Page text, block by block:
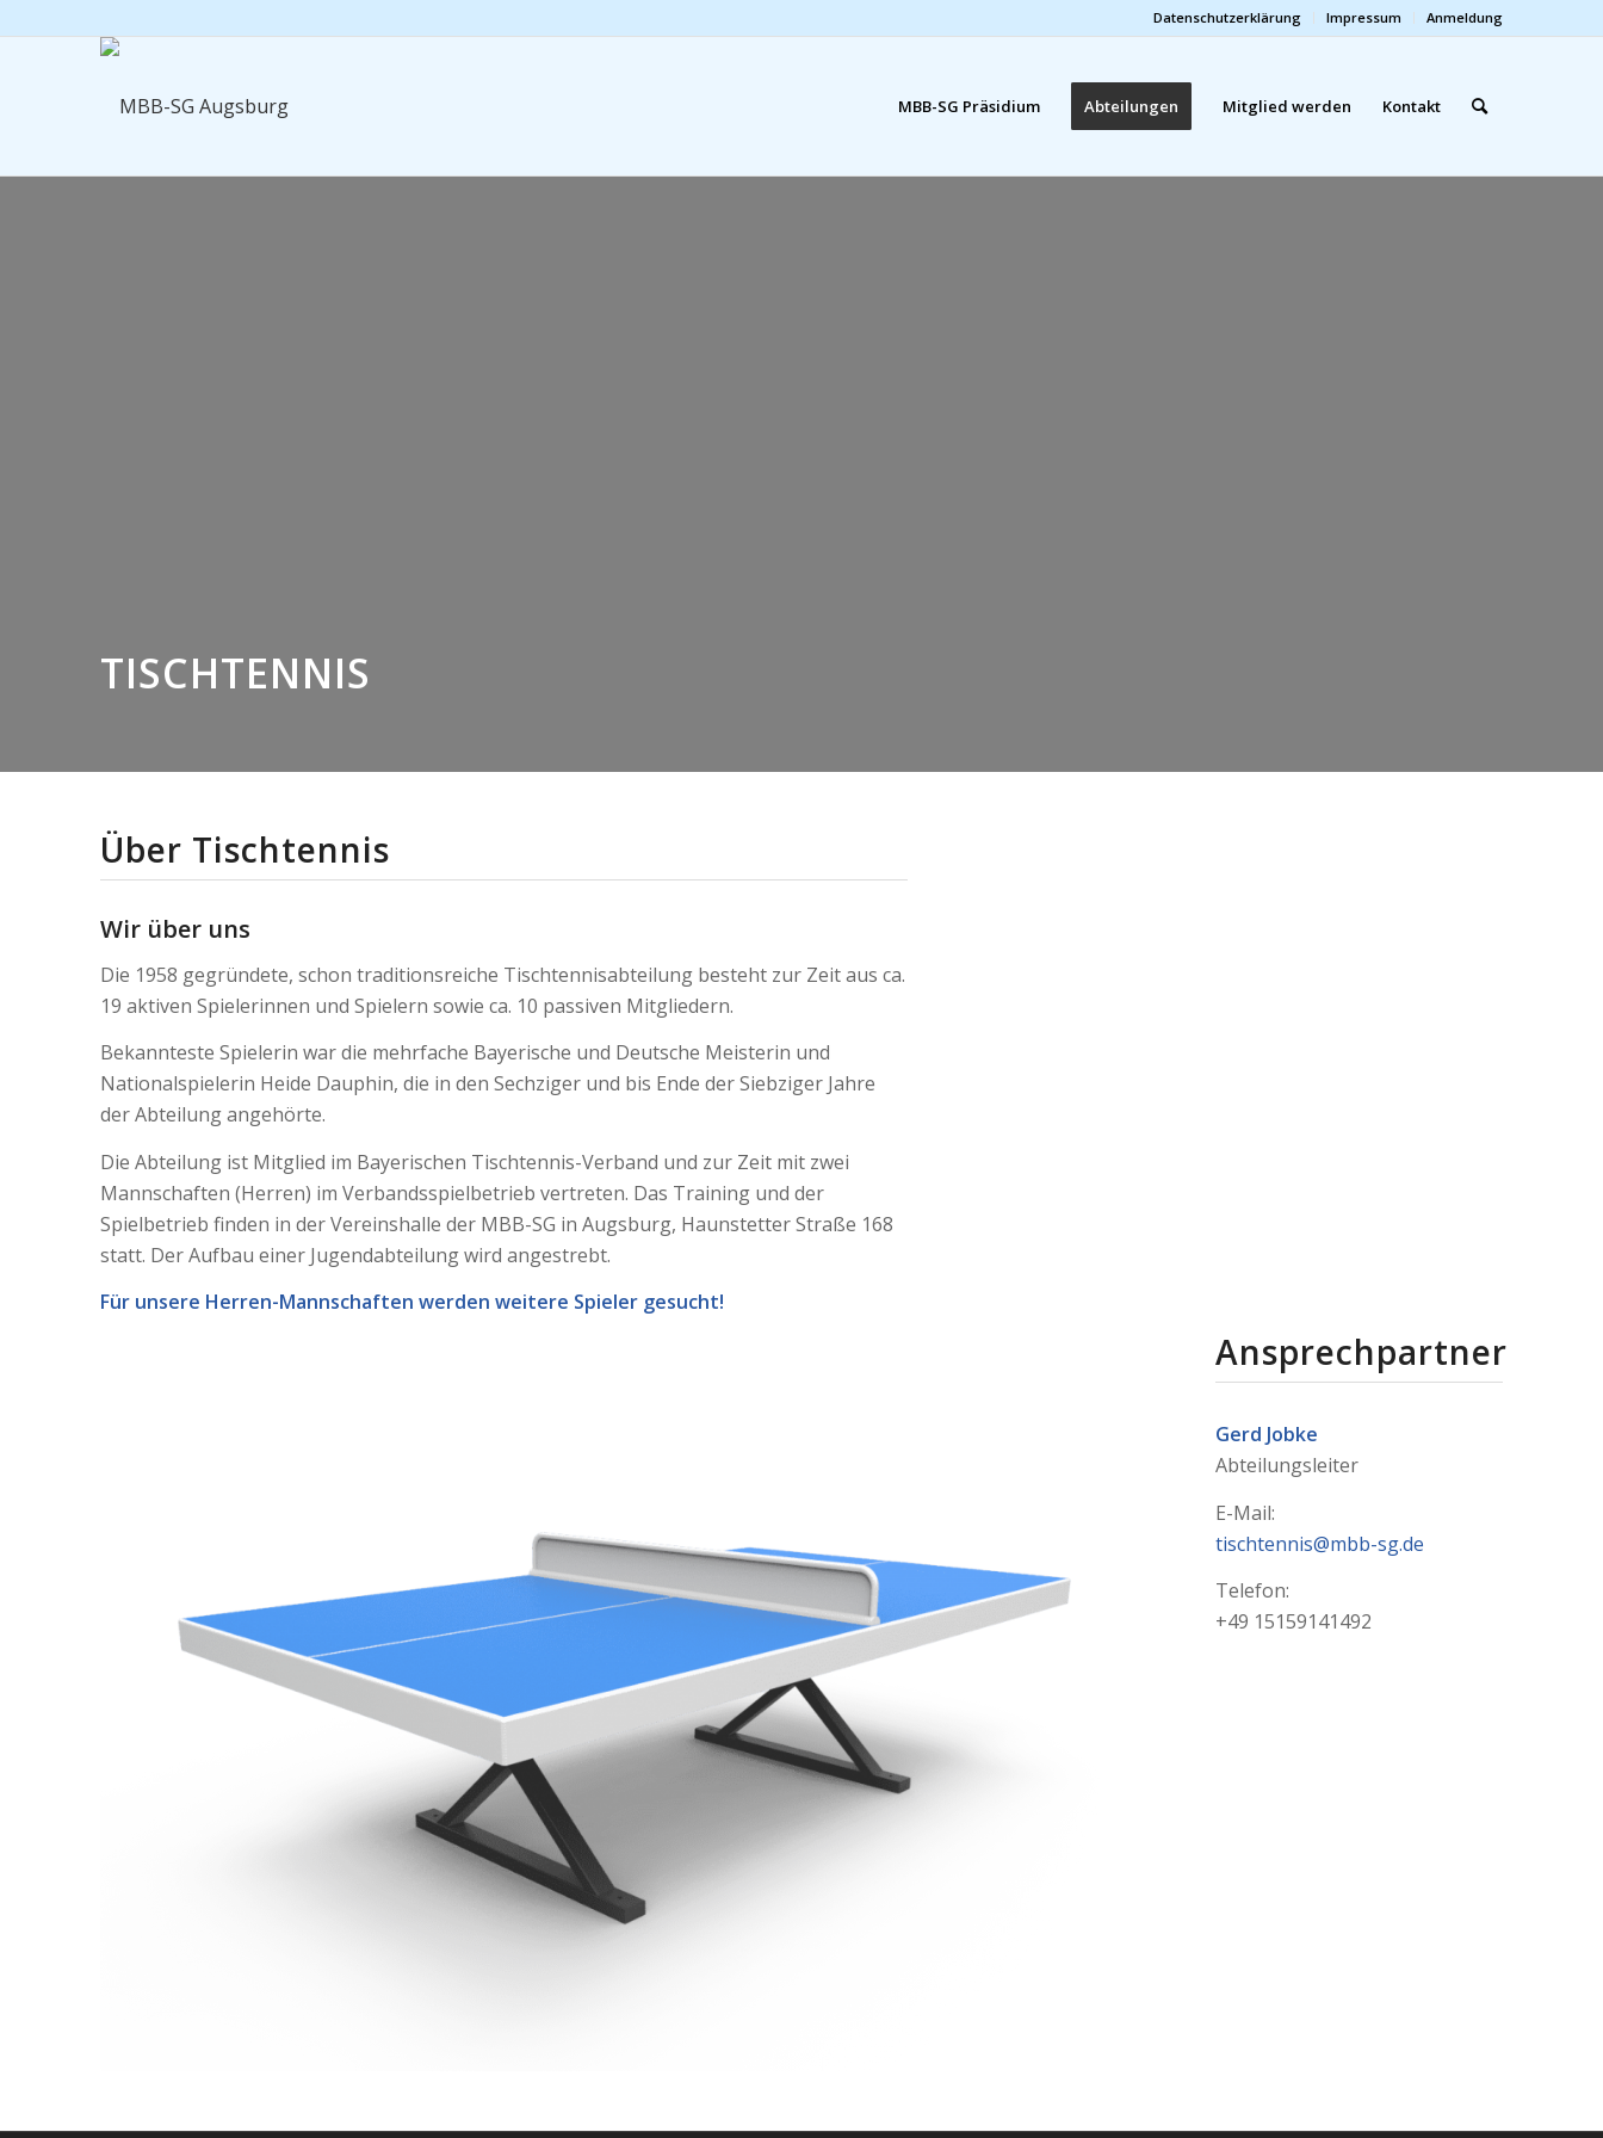
Datenschutzerklärung Impressum Anmeldung
MBB-SG Präsidium Abteilungen Mitglied werden Kontakt
TISCHTENNIS
Über Tischtennis
Wir über uns
Die 1958 gegründete, schon traditionsreiche Tischtennisabteilung besteht zur Zeit aus ca.
19 aktiven Spielerinnen und Spielern sowie ca. 10 passiven Mitgliedern.
Bekannteste Spielerin war die mehrfache Bayerische und Deutsche Meisterin und
Nationalspielerin Heide Dauphin, die in den Sechziger und bis Ende der Siebziger Jahre
der Abteilung angehörte.
Die Abteilung ist Mitglied im Bayerischen Tischtennis-Verband und zur Zeit mit zwei
Mannschaften (Herren) im Verbandsspielbetrieb vertreten. Das Training und der
Spielbetrieb finden in der Vereinshalle der MBB-SG in Augsburg, Haunstetter Straße 168
statt. Der Aufbau einer Jugendabteilung wird angestrebt.
Für unsere Herren-Mannschaften werden weitere Spieler gesucht!
Ansprechpartner
Gerd Jobke
Abteilungsleiter
E-Mail:
tischtennis@mbb-sg.de
Telefon:
+49 15159141492